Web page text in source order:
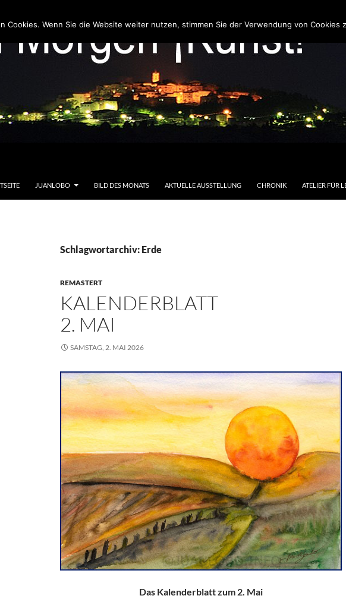
JUANLOBO BILD DES MONATS AKTUELLE AUSSTELLUNG CHRONIK ATELIER FÜR
Schlagwortarchiv: Erde
REMASTERT
KALENDERBLATT
2. MAI
SAMSTAG, 2. MAI 2026
Das Kalenderblatt zum 2. Mai
Cookies. Wenn Sie die Website weiter nutzen, stimmen Sie der Verwendung von Cookies